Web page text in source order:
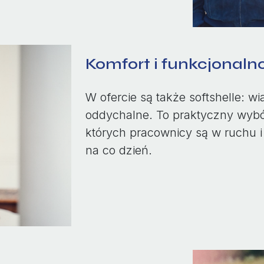
Komfort i
W ofercie są także softshelle:
oddychalne. To praktyczny
których pracownicy są w ruchu
na co dzień.